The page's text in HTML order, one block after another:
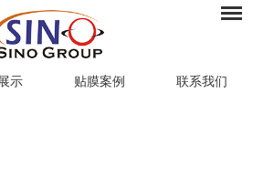
示 贴膜案例 联系我们